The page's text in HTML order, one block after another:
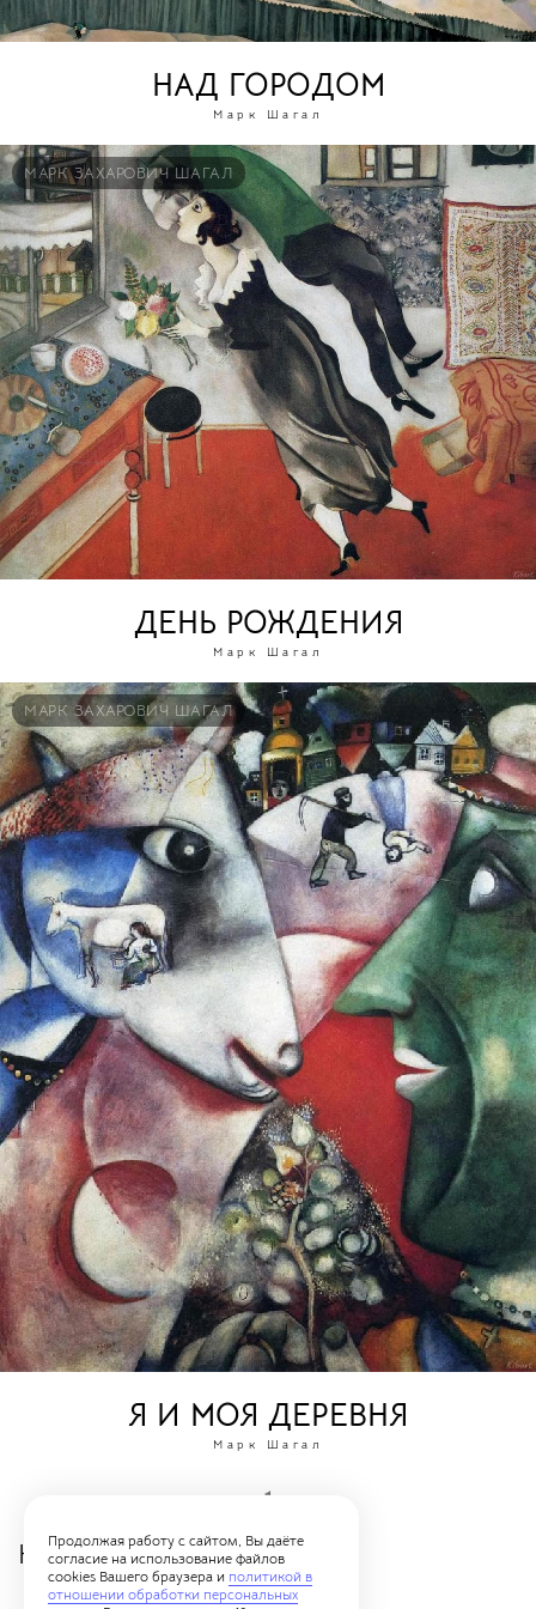
НАД ГОРОДОМ
Марк Шагал
МАРК ЗАХАРОВИЧ ШАГАЛ
ДЕНЬ РОЖДЕНИЯ
Марк Шагал
МАРК ЗАХАРОВИЧ ШАГАЛ
Я И МОЯ ДЕРЕВНЯ
Марк Шагал
1
Каталог картин
Продолжая работу с сайтом, Вы даёте
согласие на использование файлов
cookies Вашего браузера и политикой в
отношении обработки персональных